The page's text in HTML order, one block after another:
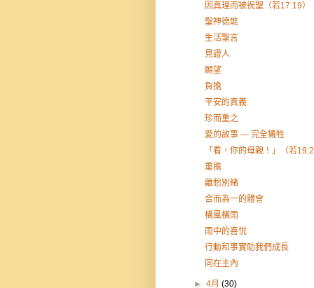
因真理而被祝聖（若17:19）
聖神德能
生活聖言
見證人
願望
負擔
平安的真義
珍而重之
愛的故事 — 完全犧牲
「看，你的母親！」（若
重擔
離愁別緒
合而為一的體會
橫風橫雨
雨中的喜悅
行動和事實助我們成長
同在主內
►4月(30)